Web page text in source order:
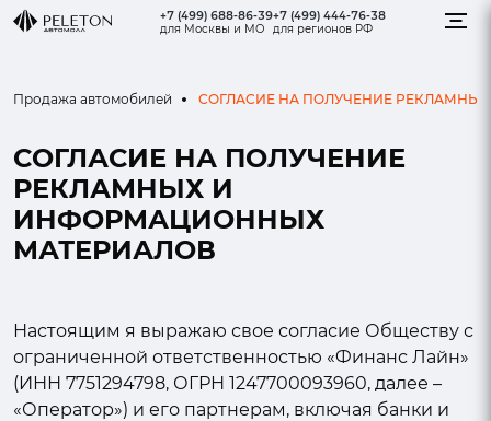
+7 (499) 688-86-39
для Москвы и МО
+7 (499) 444-76-38
для регионов РФ
Продажа автомобилей СОГЛАСИЕ НА ПОЛУЧЕНИЕ
СОГЛАСИЕ НА ПОЛУЧЕНИЕ
РЕКЛАМНЫХ И
ИНФОРМАЦИОННЫХ
МАТЕРИАЛОВ
Настоящим я выражаю свое согласие Обществу с
ограниченной ответственностью «Финанс Лайн»
(ИНН 7751294798, ОГРН 1247700093960, далее –
«Оператор») и его партнерам, включая банки и